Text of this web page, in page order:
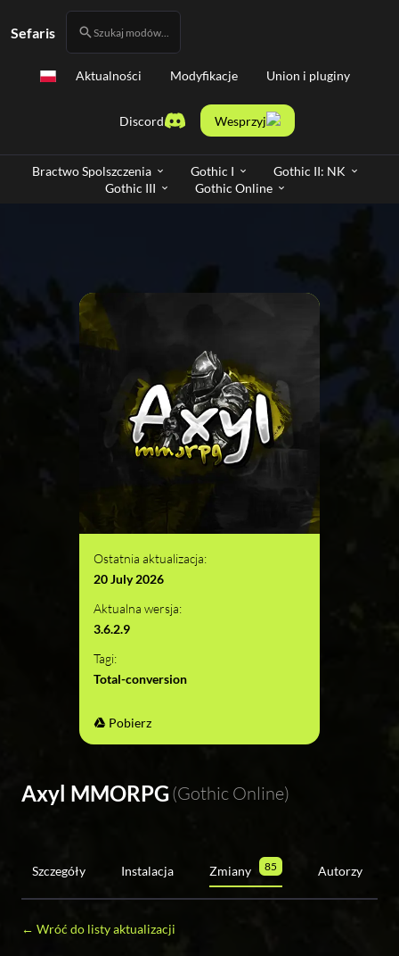
Sefaris Szukaj modów...
Aktualności Modyfikacje Union i pluginy
Discord Wesprzyj
Bractwo Spolszczenia Gothic I
Gothic II: NK
Gothic III
Gothic Online
Ostatnia aktualizacja:
20 July 2026
Aktualna wersja:
3.6.2.9
Tagi:
Total-conversion
Pobierz
Axyl MMORPG (Gothic Online)
Szczegóły Instalacja Zmiany 85 Autorzy
← Wróć do listy aktualizacji